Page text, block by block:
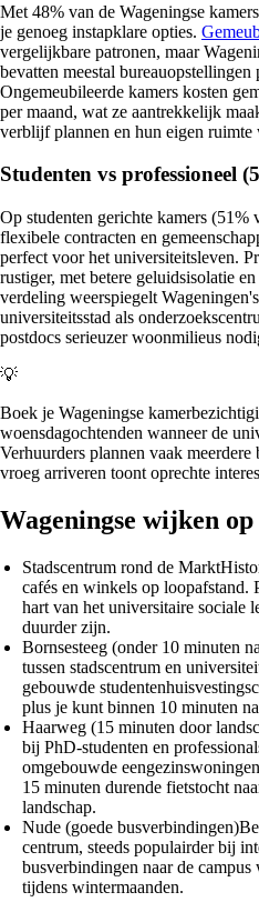
Met 48% van de Wageningse
je genoeg instapklare opties.
vergelijkbare patronen, maar
bevatten meestal
Ongemeubileerde kamers kosten
per maand, wat ze aantrekkelijk
verblijf plannen en hun eigen
Studenten vs professioneel
Op studenten gerichte kamers (51%
flexibele contracten en
perfect voor het universiteitsleven.
rustiger, met betere geluidsisolatie
verdeling weerspiegelt
universiteitsstad als
postdocs serieuzer woonmilieus
💡
Boek je Wageningse
woensdagochtenden wanneer de
Verhuurders plannen vaak
vroeg arriveren toont oprechte
Wageningse wijken
Stadscentrum rond de Markt
cafés en winkels op loopafstand.
hart van het universitaire sociale
duurder zijn.
Bornsesteeg (onder 10 minuten
tussen stadscentrum en
gebouwde
plus je kunt binnen 10 minuten
Haarweg (15 minuten door
bij PhD-studenten en
omgebouwde
15 minuten durende fietstocht
landschap.
Nude (goede busverbindingen)
centrum, steeds populairder bij
busverbindingen naar de
tijdens wintermaanden.